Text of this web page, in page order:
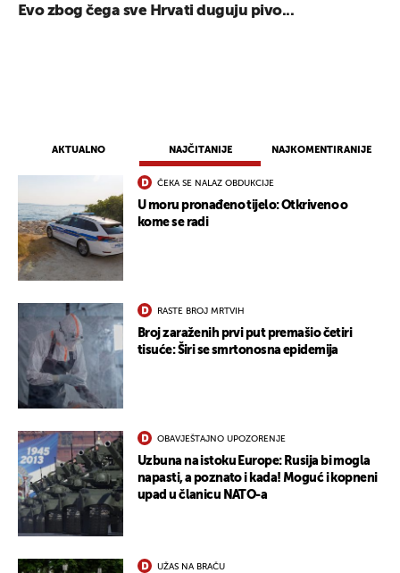
AKTUALNO NAJČITANIJE NAJKOMENTIRANIJE
ČEKA SE NALAZ OBDUKCIJE
U moru pronađeno tijelo: Otkriveno o
kome se radi
RASTE BROJ MRTVIH
Broj zaraženih prvi put premašio četiri
tisuće: Širi se smrtonosna epidemija
OBAVJEŠTAJNO UPOZORENJE
Uzbuna na istoku Europe: Rusija bi mogla
napasti, a poznato i kada! Moguć i kopneni
upad u članicu NATO-a
UŽAS NA BRAČU
Evo zbog čega sve Hrvati duguju pivo...